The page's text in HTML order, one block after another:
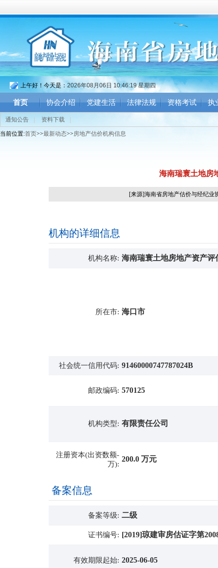
上午好！今天是： 2026年08月06日 10:46:19 星期四
首页 协会介绍 党建生活 法律法规 资格考试 执
通知公告 资料下载
当前位置:首页>>最新动态>>房地产估价机构信息
海南瑞寰土地房
[来源]海南省房地产估价与经纪业
机构的详细信息
机构名称: 海南瑞寰土地房地产资产评
所在市: 海口市
社会统一信用代码: 91460000747787024B
邮政编码: 570125
机构类型: 有限责任公司
注册资本(出资数额-
万):
200.0 万元
备案信息
备案等级: 二级
证书编号: [2019]琼建审房估证字第
有效期限起始: 2025-06-05